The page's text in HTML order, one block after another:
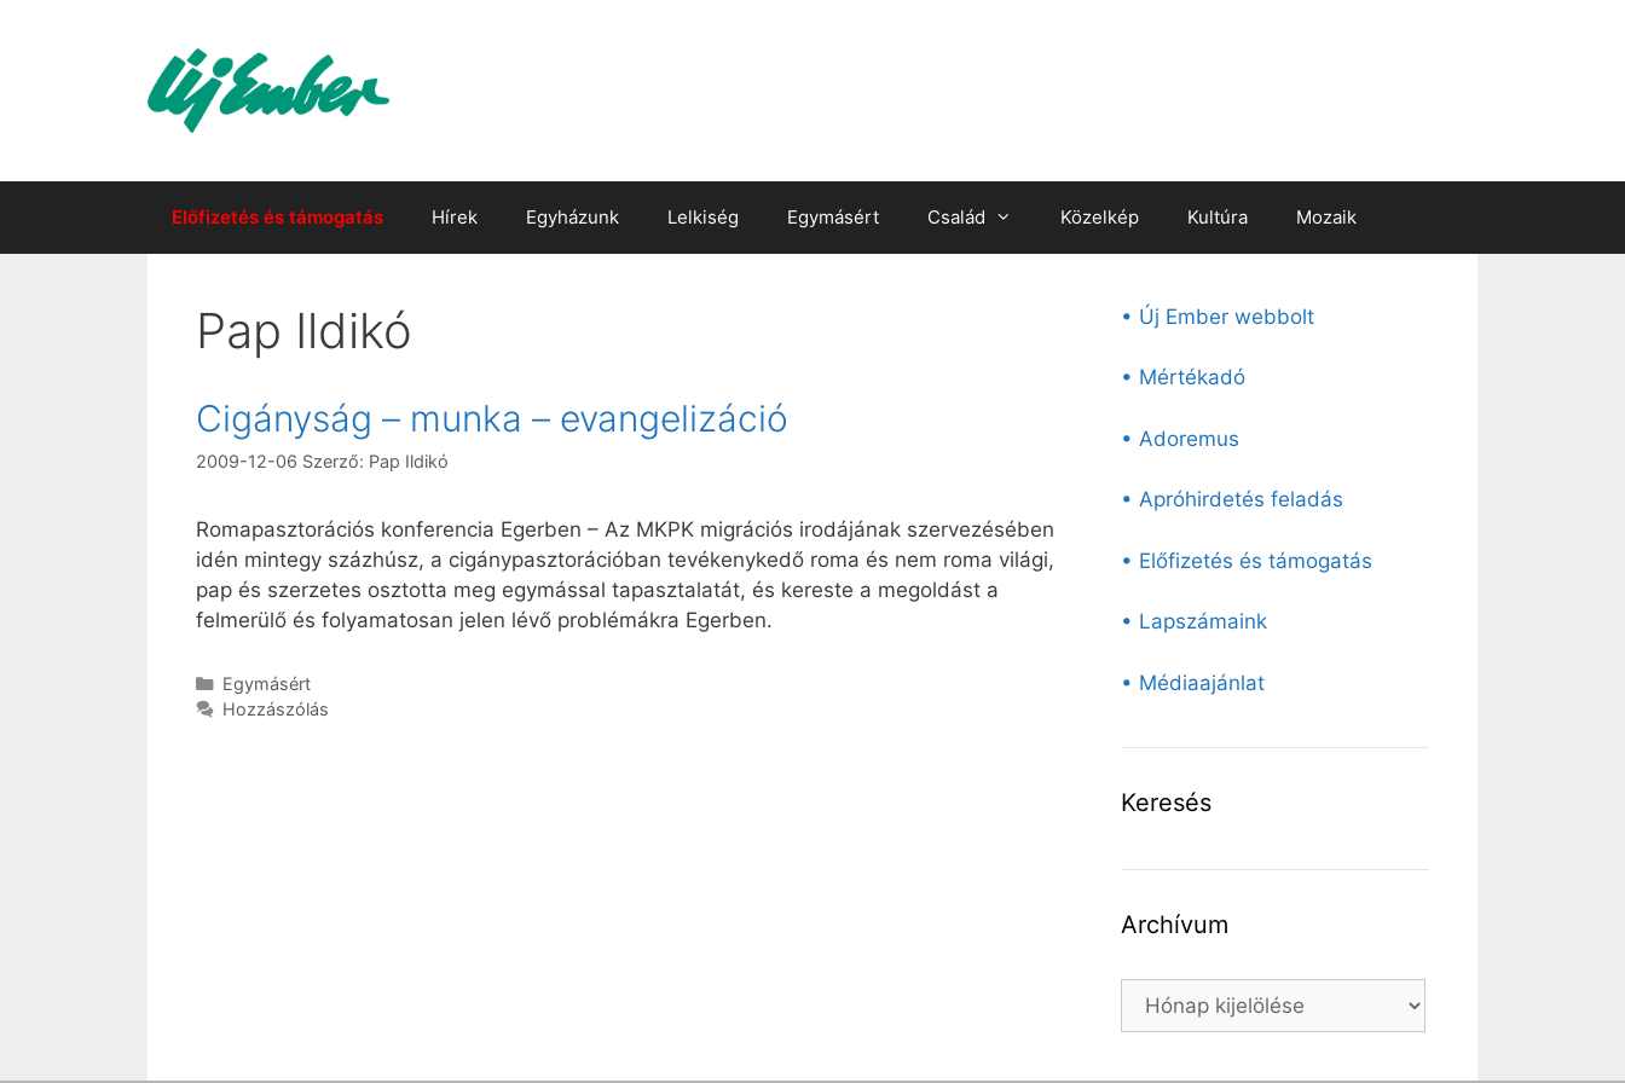
Előfizetés és támogatás Hírek Egyházunk Lelkiség Egymásért Család Közelkép Kultúra Mozaik
Pap Ildikó
Cigányság – munka – evangelizáció
2009-12-06 Szerző: Pap Ildikó
Romapasztorációs konferencia Egerben – Az MKPK migrációs irodájának szervezésében
idén mintegy százhúsz, a cigánypasztorációban tevékenykedő roma és nem roma világi,
pap és szerzetes osztotta meg egymással tapasztalatát, és kereste a megoldást a
felmerülő és folyamatosan jelen lévő problémákra Egerben.
Kategória
Egymásért
Hozzászólás
• Új Ember webbolt
• Mértékadó
• Adoremus
• Apróhirdetés feladás
• Előfizetés és támogatás
• Lapszámaink
• Médiaajánlat
Keresés
Archívum
Archívum